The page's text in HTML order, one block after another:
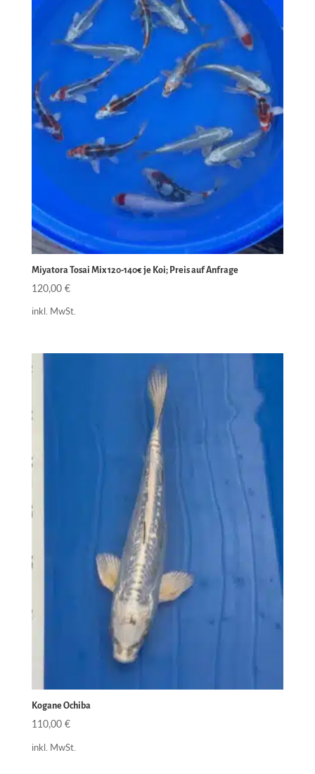
Miyatora Tosai Mix 120-140€ je Koi; Preis auf Anfrage
120,00 €
inkl. MwSt.
Kogane Ochiba
110,00 €
inkl. MwSt.